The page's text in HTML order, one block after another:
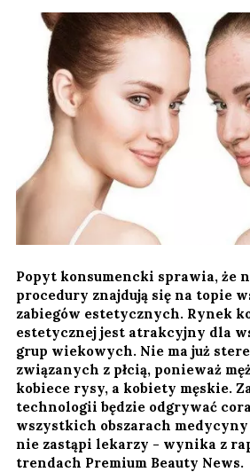
Popyt konsumencki sprawia, że
procedury znajdują się na topie
zabiegów estetycznych. Rynek
estetycznej jest atrakcyjny dla
grup wiekowych. Nie ma już
związanych z płcią, ponieważ
kobiece rysy, a kobiety męskie.
technologii będzie odgrywać
wszystkich obszarach
nie zastąpi lekarzy - wynika z
trendach Premium Beauty News.